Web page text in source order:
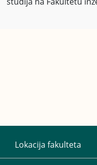
Lokacija fakulteta